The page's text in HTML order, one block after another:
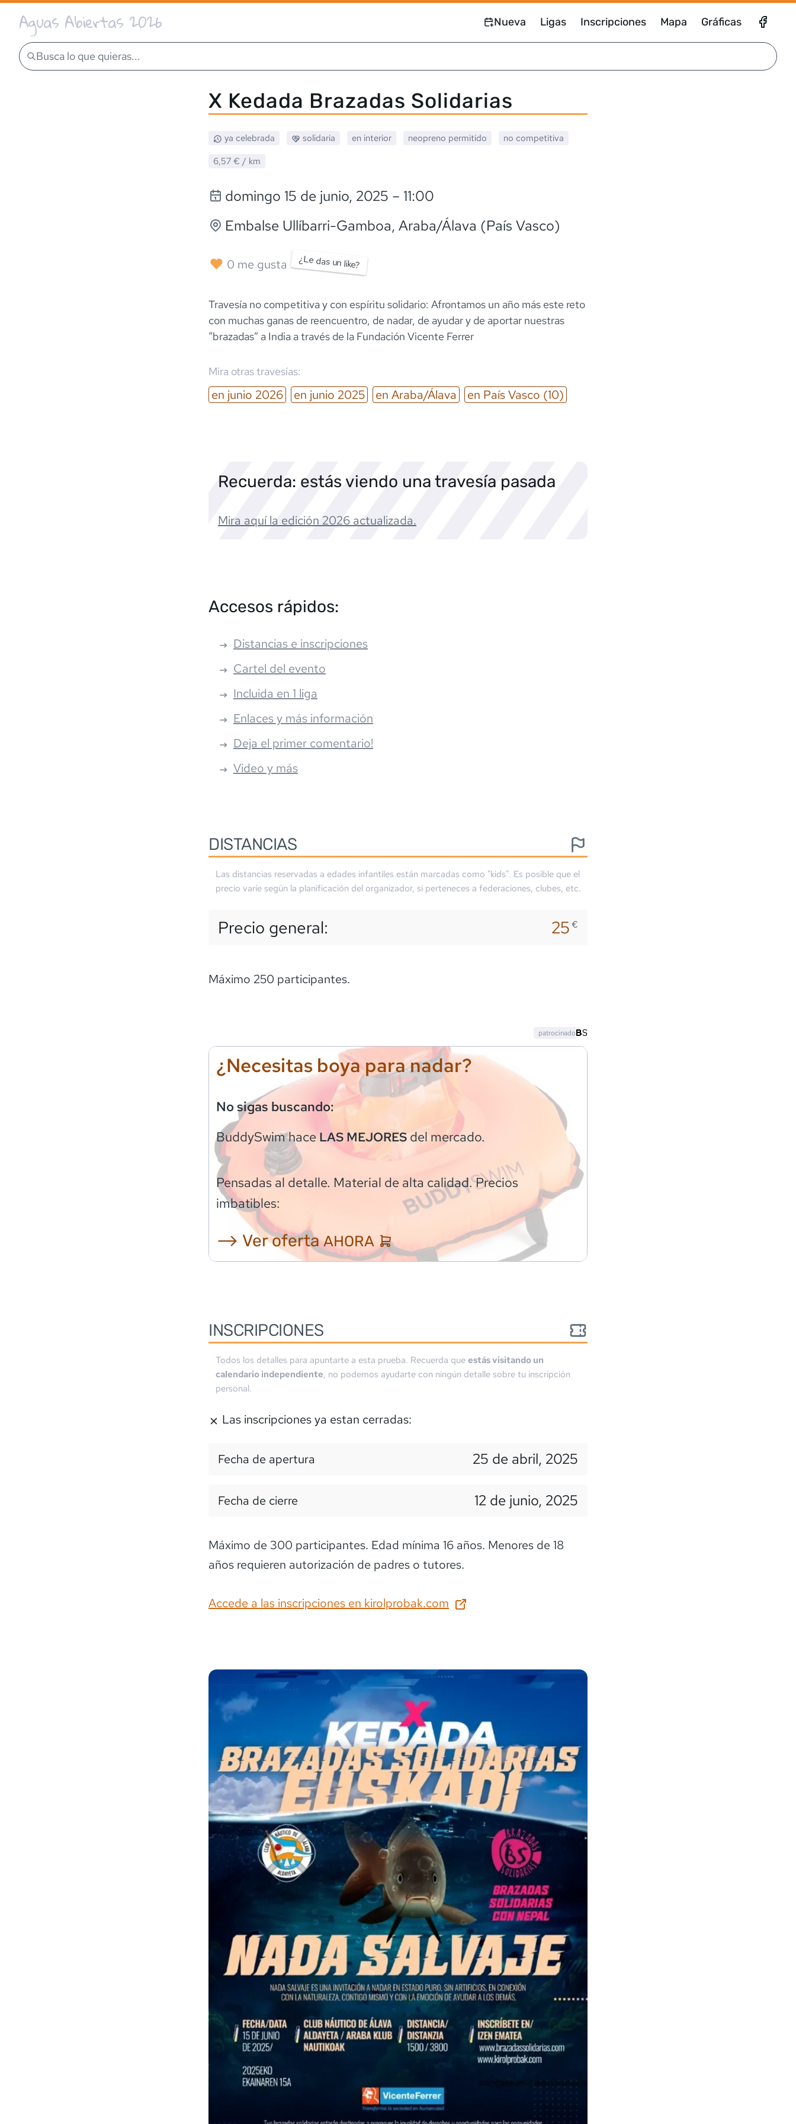
Aguas Abiertas 2026 Nueva Ligas Inscripciones Mapa Gráficas
Busca lo que quieras...
X Kedada Brazadas Solidarias
ya celebrada solidaria en interior neopreno permitido
no competitiva
6,57 € / km
domingo 15 de junio, 2025 – 11:00
Embalse Ullíbarri-Gamboa, Araba/Álava (País Vasco)
0 me gusta ¿Le das un like?
Travesía no competitiva y con espíritu solidario: Afrontamos un año más este reto
con muchas ganas de reencuentro, de nadar, de ayudar y de aportar nuestras
“brazadas” a India a través de la Fundación Vicente Ferrer
Mira otras travesías:
en junio 2026 en junio 2025 en Araba/Álava en País Vasco (10)
Recuerda: estás viendo una travesía pasada
Mira aquí la edición 2026 actualizada.
Accesos rápidos:
Distancias e inscripciones
Cartel del evento
Incluida en 1 liga
Enlaces y más información
Deja el primer comentario!
Video y más
DISTANCIAS
Las distancias reservadas a edades infantiles están marcadas como "kids". Es posible que el
precio varíe según la planificación del organizador, si perteneces a federaciones, clubes, etc.
Precio general: 25€
Máximo 250 participantes.
¿Necesitas boya para nadar?
No sigas buscando:
BuddySwimhaceLAS MEJORESdel mercado.
Pensadas al detalle. Material de alta calidad. Precios
imbatibles:
⟶ Ver ofertaAHORA
patrocinado
INSCRIPCIONES
Todos los detalles para apuntarte a esta prueba. Recuerda que estás visitando un
calendario independiente, no podemos ayudarte con ningún detalle sobre tu inscripción
personal.
Las inscripciones ya estan cerradas:
Fecha de apertura 25 de abril, 2025
Fecha de cierre 12 de junio, 2025
Máximo de 300 participantes. Edad mínima 16 años. Menores de 18
años requieren autorización de padres o tutores.
Accede a las inscripciones en kirolprobak.com